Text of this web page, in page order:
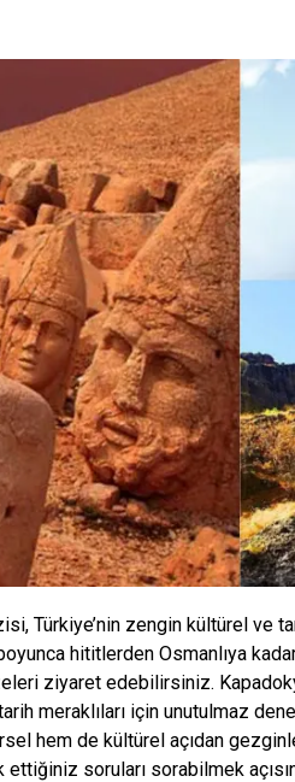
Türkiye’nin zengin kültürel ve
hititlerden Osmanlıya
ziyaret edebilirsiniz.
meraklıları için unutulmaz
hem de kültürel açıdan
ettiğiniz soruları sorabilmek